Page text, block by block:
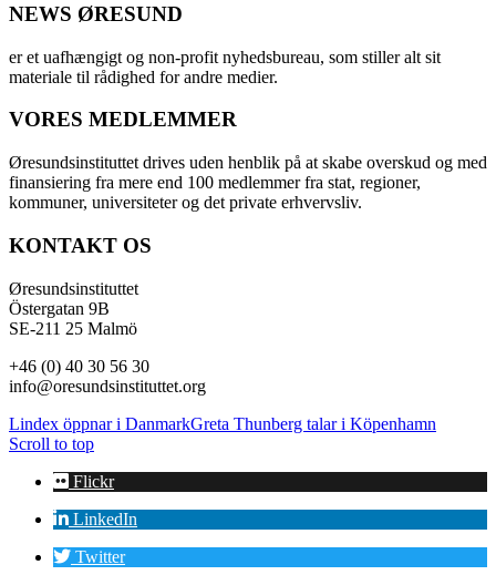
NEWS ØRESUND
er et uafhængigt og non-profit nyhedsbureau, som stiller alt sit
materiale til rådighed for andre medier.
VORES MEDLEMMER
Øresundsinstituttet drives uden henblik på at skabe overskud og med
finansiering fra mere end 100 medlemmer fra stat, regioner,
kommuner, universiteter og det private erhvervsliv.
KONTAKT OS
Øresundsinstituttet
Östergatan 9B
SE-211 25 Malmö
+46 (0) 40 30 56 30
info@oresundsinstituttet.org
Lindex öppnar i DanmarkGreta Thunberg talar i Köpenhamn
Scroll to top
Flickr
LinkedIn
Twitter